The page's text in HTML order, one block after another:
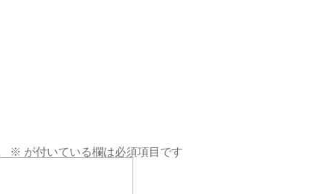
※ が付いている欄は必須項目です